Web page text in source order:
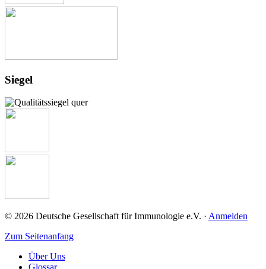
Siegel
© 2026 Deutsche Gesellschaft für Immunologie e.V. · Anmelden
Zum Seitenanfang
Über Uns